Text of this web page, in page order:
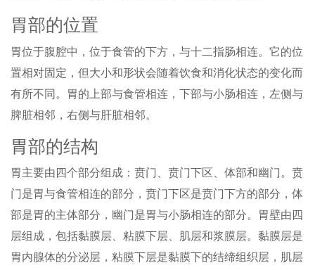
胃部的位置
胃位于腹腔中，位于食管的下方，与十二指肠相连。它的位
置相对固定，但大小和形状会随着饮食和消化状态的变化而
有所不同。胃的上部与食管相连，下部与小肠相连，左侧与
脾脏相邻，右侧与肝脏相邻。
胃部的结构
胃主要由四个部分组成：贲门、贲门下区、体部和幽门。贲
门是胃与食管相连的部分，贲门下区是贲门下方的部分，体
部是胃的主体部分，幽门是胃与小肠相连的部分。胃壁由四
层组成，包括黏膜层、粘膜下层、肌层和浆膜层。黏膜层是
胃内腺体的分泌层，粘膜下层是黏膜下的结缔组织层，肌层